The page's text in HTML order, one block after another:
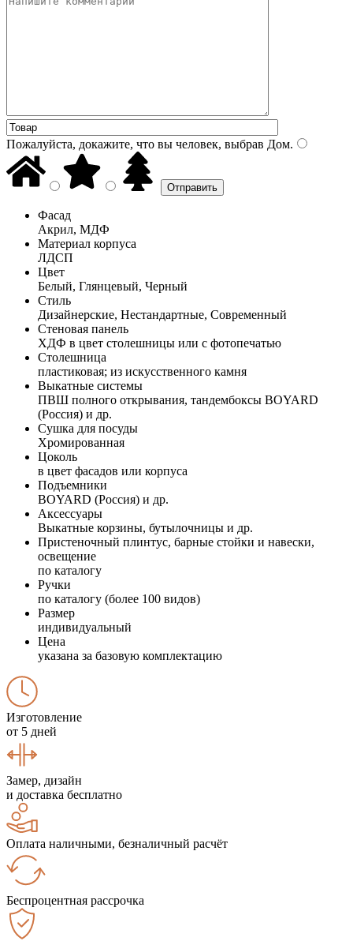
Пожалуйста, докажите, что вы человек, выбрав Дом.
Фасад
Акрил, МДФ
Материал корпуса
ЛДСП
Цвет
Белый, Глянцевый, Черный
Стиль
Дизайнерские, Нестандартные, Современный
Стеновая панель
ХДФ в цвет столешницы или с фотопечатью
Столешница
пластиковая; из искусственного камня
Выкатные системы
ПВШ полного открывания, тандембоксы BOYARD
(Россия) и др.
Сушка для посуды
Хромированная
Цоколь
в цвет фасадов или корпуса
Подъемники
BOYARD (Россия) и др.
Аксессуары
Выкатные корзины, бутылочницы и др.
Пристеночный плинтус, барные стойки и навески,
освещение
по каталогу
Ручки
по каталогу (более 100 видов)
Размер
индивидуальный
Цена
указана за базовую комплектацию
Изготовление
от 5 дней
Замер, дизайн
и доставка бесплатно
Оплата наличными, безналичный расчёт
Беспроцентная рассрочка